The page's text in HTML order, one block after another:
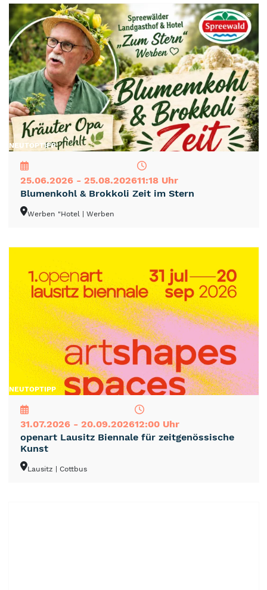
NEUTOPTIPP
25.06.2026 - 25.08.202611:18 Uhr
Blumenkohl & Brokkoli Zeit im Stern
Werben "Hotel | Werben
NEUTOPTIPP
31.07.2026 - 20.09.202612:00 Uhr
openart Lausitz Biennale für zeitgenössische
Kunst
Lausitz | Cottbus